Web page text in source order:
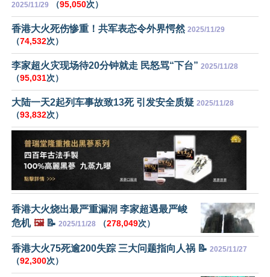
2025/11/29 （95,050次）
香港大火死伤惨重！共军表态令外界愕然 2025/11/29
（74,532次）
李家超火灾现场待20分钟就走 民怒骂“下台” 2025/11/28
（95,031次）
大陆一天2起列车事故致13死 引发安全质疑 2025/11/28
（93,832次）
香港大火烧出最严重漏洞 李家超遇最严峻
危机 🖼️📝 2025/11/28 （278,049次）
香港大火75死逾200失踪 三大问题指向人祸 📝 2025/11/27
（92,300次）